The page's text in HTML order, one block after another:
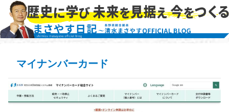
マイナンバーカード